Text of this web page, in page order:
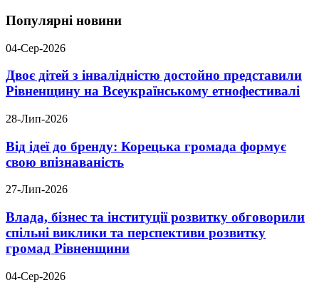
Популярні новини
04-Сер-2026
Двоє дітей з інвалідністю достойно представили
Рівненщину на Всеукраїнському етнофестивалі
28-Лип-2026
Від ідеї до бренду: Корецька громада формує
свою впізнаваність
27-Лип-2026
Влада, бізнес та інституції розвитку обговорили
спільні виклики та перспективи розвитку
громад Рівненщини
04-Сер-2026